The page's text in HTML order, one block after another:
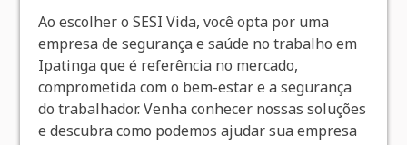
Ao escolher o SESI Vida, você opta por uma
empresa de segurança e saúde no trabalho em
Ipatinga que é referência no mercado,
comprometida com o bem-estar e a segurança
do trabalhador. Venha conhecer nossas soluções
e descubra como podemos ajudar sua empresa